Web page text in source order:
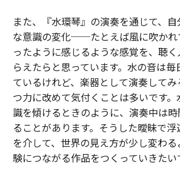
また、『水環琴』の演奏を通じて、
な意識の変化──たとえば風に吹かれ
ったように感じるような感覚を、聴
らえたらと思っています。水の音は
ているけれど、楽器として演奏して
つ力に改めて気付くことは多いです
識を傾けるときのように、演奏中は
ることがあります。そうした曖昧で
を介して、世界の見え方が少し変わ
験につながる作品をつくっていきたい